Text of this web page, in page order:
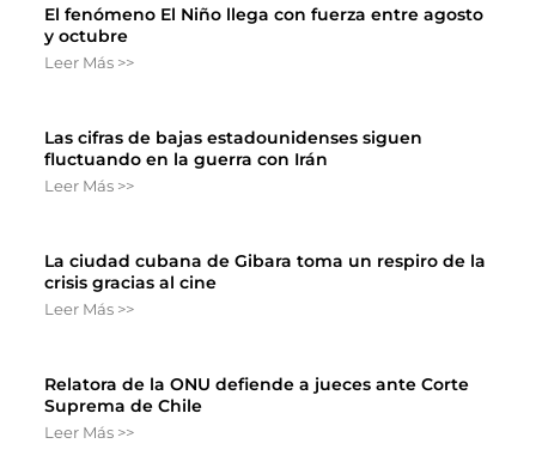
El fenómeno El Niño llega con fuerza entre agosto
y octubre
Leer Más >>
Las cifras de bajas estadounidenses siguen
fluctuando en la guerra con Irán
Leer Más >>
La ciudad cubana de Gibara toma un respiro de la
crisis gracias al cine
Leer Más >>
Relatora de la ONU defiende a jueces ante Corte
Suprema de Chile
Leer Más >>